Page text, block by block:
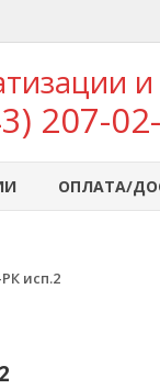
и
207-
ОПЛАТА/
исп.2